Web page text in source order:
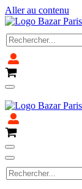
Aller au contenu
Rechercher...
Panier
Menu
de
navigation
Panier
Menu
de
navigation
Menu
de
navigation
Rechercher...